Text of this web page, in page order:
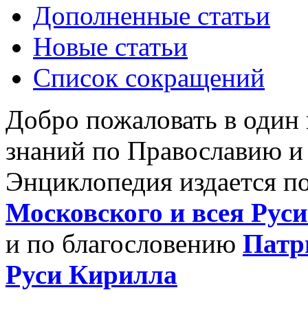
Дополненные статьи
Новые статьи
Список сокращений
Добро пожаловать в
знаний по Православию
Энциклопедия издается
Московского и всея
и по благословению
Руси Кирилла